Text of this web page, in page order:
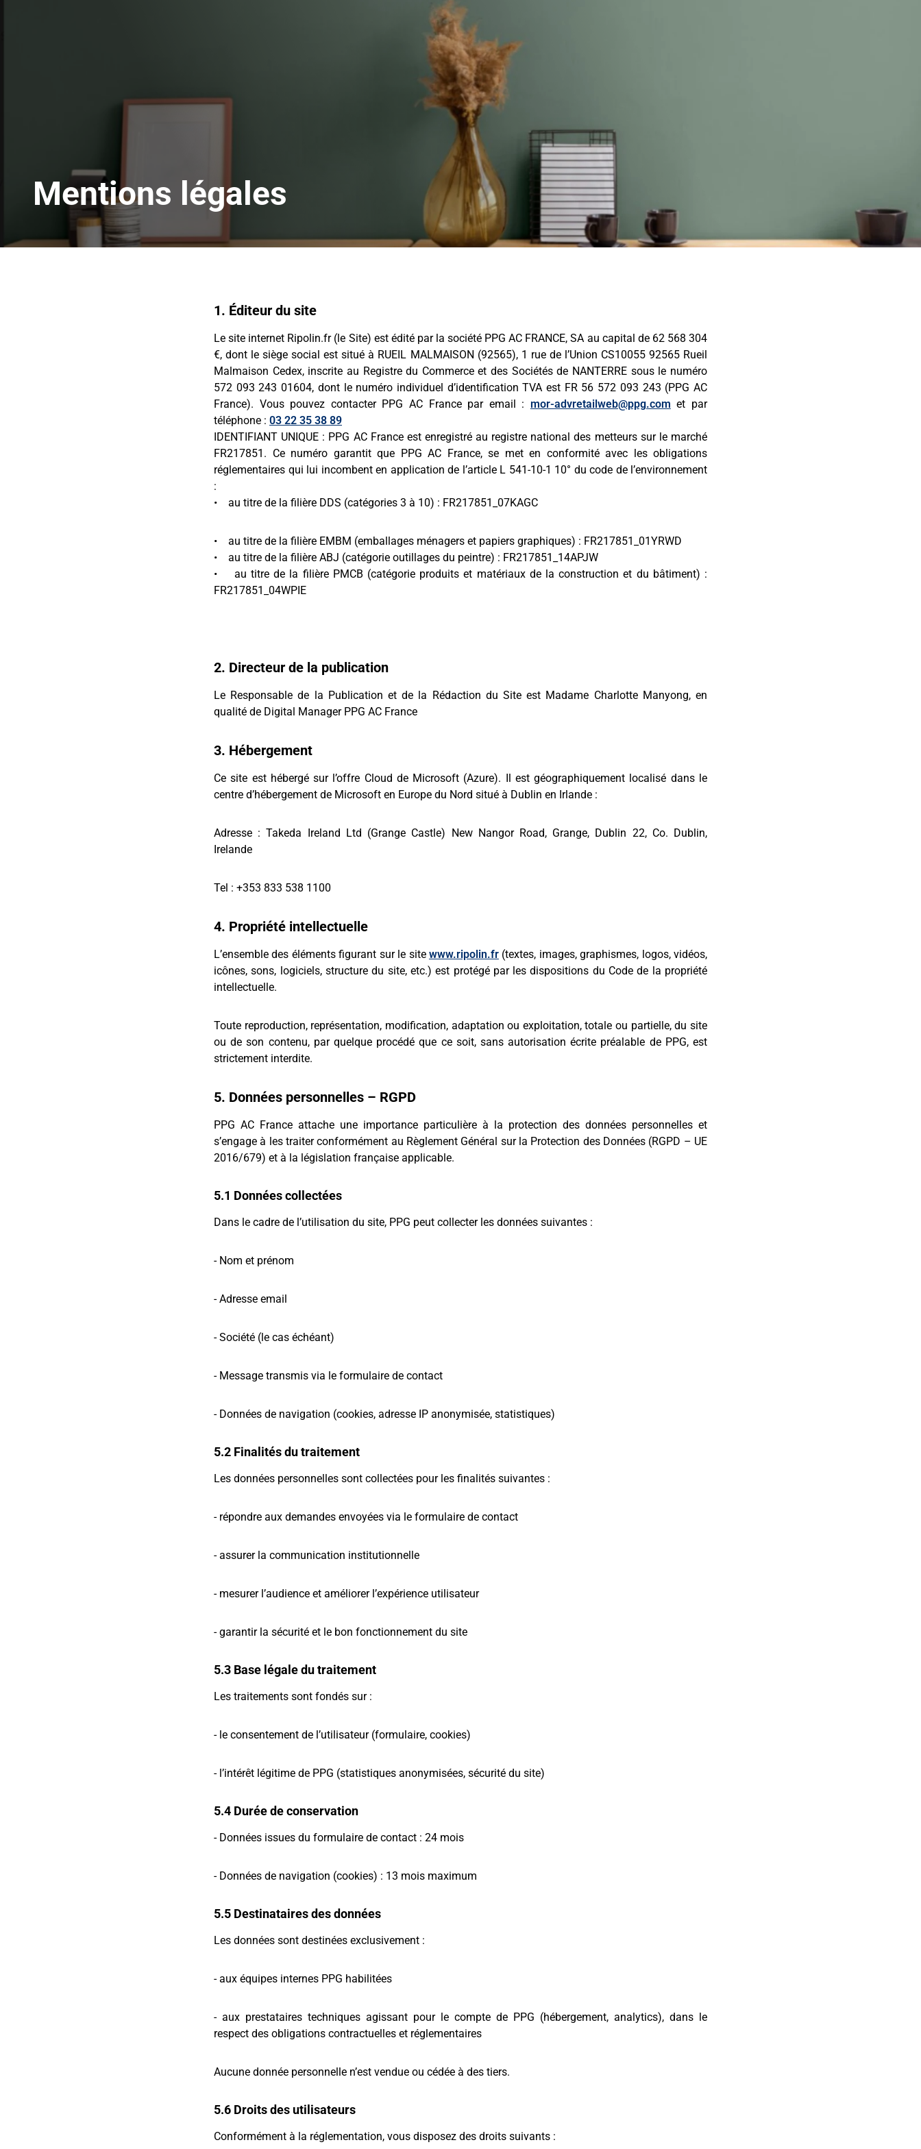
Mentions légales
1. Éditeur du site
Le site internet Ripolin.fr (le Site) est édité par la société PPG AC FRANCE, SA au capital de 62 568 304
€, dont le siège social est situé à RUEIL MALMAISON (92565), 1 rue de l’Union CS10055 92565 Rueil
Malmaison Cedex, inscrite au Registre du Commerce et des Sociétés de NANTERRE sous le numéro
572 093 243 01604, dont le numéro individuel d’identification TVA est FR 56 572 093 243 (PPG AC
France). Vous pouvez contacter PPG AC France par email : mor-advretailweb@ppg.com et par
téléphone : 03 22 35 38 89
IDENTIFIANT UNIQUE : PPG AC France est enregistré au registre national des metteurs sur le marché
FR217851. Ce numéro garantit que PPG AC France, se met en conformité avec les obligations
réglementaires qui lui incombent en application de l’article L 541-10-1 10° du code de l’environnement
:
• au titre de la filière DDS (catégories 3 à 10) : FR217851_07KAGC
• au titre de la filière EMBM (emballages ménagers et papiers graphiques) : FR217851_01YRWD
• au titre de la filière ABJ (catégorie outillages du peintre) : FR217851_14APJW
• au titre de la filière PMCB (catégorie produits et matériaux de la construction et du bâtiment) :
FR217851_04WPIE
2. Directeur de la publication
Le Responsable de la Publication et de la Rédaction du Site est Madame Charlotte Manyong, en
qualité de Digital Manager PPG AC France
3. Hébergement
Ce site est hébergé sur l’offre Cloud de Microsoft (Azure). Il est géographiquement localisé dans le
centre d’hébergement de Microsoft en Europe du Nord situé à Dublin en Irlande :
Adresse : Takeda Ireland Ltd (Grange Castle) New Nangor Road, Grange, Dublin 22, Co. Dublin,
Irelande
Tel : +353 833 538 1100
4. Propriété intellectuelle
L’ensemble des éléments figurant sur le site www.ripolin.fr(textes, images, graphismes, logos, vidéos,
icônes, sons, logiciels, structure du site, etc.) est protégé par les dispositions du Code de la propriété
intellectuelle.
Toute reproduction, représentation, modification, adaptation ou exploitation, totale ou partielle, du site
ou de son contenu, par quelque procédé que ce soit, sans autorisation écrite préalable de PPG, est
strictement interdite.
5. Données personnelles – RGPD
PPG AC France attache une importance particulière à la protection des données personnelles et
s’engage à les traiter conformément au Règlement Général sur la Protection des Données (RGPD – UE
2016/679) et à la législation française applicable.
5.1 Données collectées
Dans le cadre de l’utilisation du site, PPG peut collecter les données suivantes :
- Nom et prénom
- Adresse email
- Société (le cas échéant)
- Message transmis via le formulaire de contact
- Données de navigation (cookies, adresse IP anonymisée, statistiques)
5.2 Finalités du traitement
Les données personnelles sont collectées pour les finalités suivantes :
- répondre aux demandes envoyées via le formulaire de contact
- assurer la communication institutionnelle
- mesurer l’audience et améliorer l’expérience utilisateur
- garantir la sécurité et le bon fonctionnement du site
5.3 Base légale du traitement
Les traitements sont fondés sur :
- le consentement de l’utilisateur (formulaire, cookies)
- l’intérêt légitime de PPG (statistiques anonymisées, sécurité du site)
5.4 Durée de conservation
- Données issues du formulaire de contact : 24 mois
- Données de navigation (cookies) : 13 mois maximum
5.5 Destinataires des données
Les données sont destinées exclusivement :
- aux équipes internes PPG habilitées
- aux prestataires techniques agissant pour le compte de PPG (hébergement, analytics), dans le
respect des obligations contractuelles et réglementaires
Aucune donnée personnelle n’est vendue ou cédée à des tiers.
5.6 Droits des utilisateurs
Conformément à la réglementation, vous disposez des droits suivants :